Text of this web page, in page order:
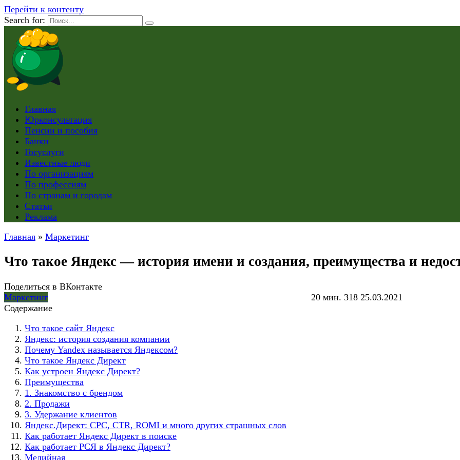
Перейти к контенту
Search for:
Главная
Юрконсультация
Пенсии и пособия
Банки
Госуслуги
Известные люди
По организациям
По профессиям
По странам и городам
Статьи
Реклама
Главная » Маркетинг
Что такое Яндекс — история имени и создания, преимущества и
Поделиться в ВКонтакте
Маркетинг
20 мин. 318 25.03.2021
Содержание
Что такое сайт Яндекс
Яндекс: история создания компании
Почему Yandex называется Яндексом?
Что такое Яндекс Директ
Как устроен Яндекс Директ?
Преимущества
1. Знакомство с брендом
2. Продажи
3. Удержание клиентов
Яндекс.Директ: CPC, CTR, ROMI и много других страшных слов
Как работает Яндекс Директ в поиске
Как работает РСЯ в Яндекс Директ?
Медийная